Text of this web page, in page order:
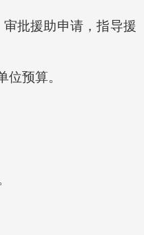
批援助申请，指导援
预算。